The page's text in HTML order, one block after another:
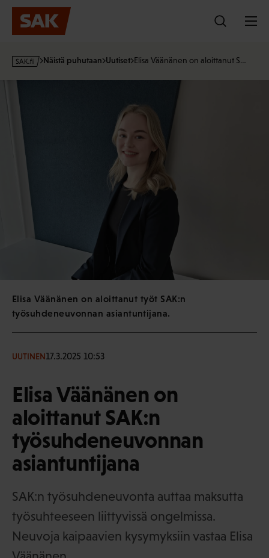
Hyppää
sisältöön
s
Näistä puhutaan Uutiset Elisa Väänänen on aloittanut S…
Työsuhdeneuvonnan asiantuntija Elisa Väänänen. Kuva SAK.
Elisa Väänänen on aloittanut työt SAK:n
työsuhdeneuvonnan asiantuntijana.
UUTINEN17.3.2025 10:53
Elisa Väänänen on
aloittanut SAK:n
työsuhdeneuvonnan
asiantuntijana
SAK:n työsuhdeneuvonta auttaa maksutta
työsuhteeseen liittyvissä ongelmissa.
Neuvoja kaipaavien kysymyksiin vastaa Elisa